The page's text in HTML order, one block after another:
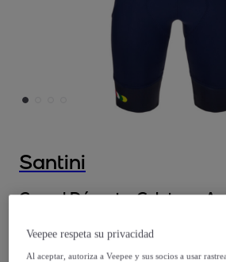
Santini
Grand Départ - Culotes -
Modelo: XS
Veepee respeta su privacidad
Al aceptar, autoriza a Veepee y sus socios a usar